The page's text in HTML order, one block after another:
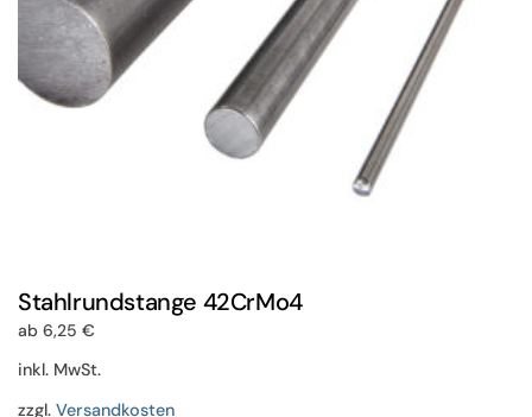
Produktseite
gewählt
werden
Stahlrundstange 42CrMo4
ab 6,25 €
inkl. MwSt.
zzgl. Versandkosten